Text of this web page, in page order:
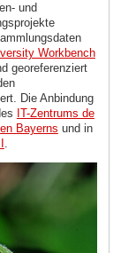
und
Workbench
georeferenziert
Die Anbindung
IT-Zentrums de
Bayerns und in
.